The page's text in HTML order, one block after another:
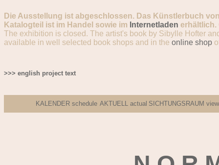
Die Ausstellung ist abgeschlossen. Das Künstlerbuch
Katalogteil ist im Handel sowie im Internetladen erhältlich.
The exhibition is closed. The artist's book by Sibylle Hofter
available in well selected book shops and in the online shop
>>> english project text
KALENDER schedule AKTUELL actual SICHTUNGSRAUM